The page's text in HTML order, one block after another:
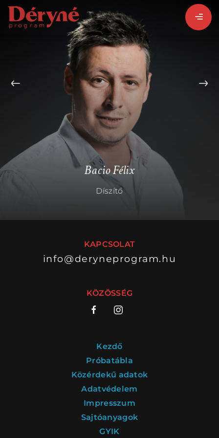
BEJELENTKEZEM
REGISZTRÁLOK
PROGRAMISMERTETŐ
ALPROGRAMOK:
KÖZREMŰKÖDŐK:
SZAKMAI BIZOTTSÁG
MENTOROK
ELŐADÁSOK
Bacio Félix
Díszítő
KAPCSOLAT
info@deryneprogram.hu
KÖZÖSSÉG
Kezdő
Próbatábla
Közérdekű adatok
Adatvédelem
Impresszum
Sajtóanyagok
GYIK